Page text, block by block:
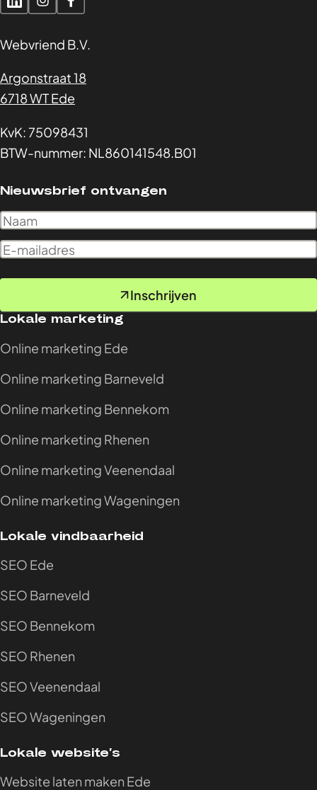
Webvriend B.V.
Argonstraat 18
6718 WT Ede
KvK: 75098431
BTW-nummer: NL860141548.B01
Nieuwsbrief ontvangen
Inschrijven
Lokale marketing
Online marketing Ede
Online marketing Barneveld
Online marketing Bennekom
Online marketing Rhenen
Online marketing Veenendaal
Online marketing Wageningen
Lokale vindbaarheid
SEO Ede
SEO Barneveld
SEO Bennekom
SEO Rhenen
SEO Veenendaal
SEO Wageningen
Lokale website’s
Website laten maken Ede